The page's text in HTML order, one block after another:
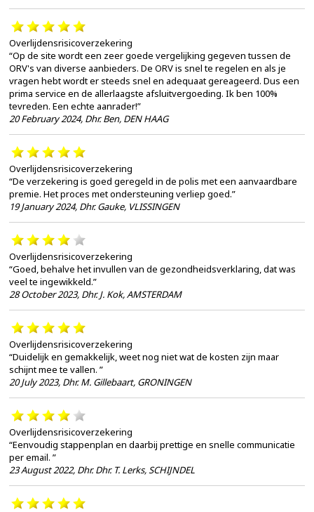
Overlijdensrisicoverzekering
“Op de site wordt een zeer goede vergelijking gegeven tussen de
ORV's van diverse aanbieders. De ORV is snel te regelen en als je
vragen hebt wordt er steeds snel en adequaat gereageerd. Dus een
prima service en de allerlaagste afsluitvergoeding. Ik ben 100%
tevreden. Een echte aanrader!”
20 February 2024, Dhr. Ben, DEN HAAG
Overlijdensrisicoverzekering
“De verzekering is goed geregeld in de polis met een aanvaardbare
premie. Het proces met ondersteuning verliep goed.”
19 January 2024, Dhr. Gauke, VLISSINGEN
Overlijdensrisicoverzekering
“Goed, behalve het invullen van de gezondheidsverklaring, dat was
veel te ingewikkeld.”
28 October 2023, Dhr. J. Kok, AMSTERDAM
Overlijdensrisicoverzekering
“Duidelijk en gemakkelijk, weet nog niet wat de kosten zijn maar
schijnt mee te vallen. ”
20 July 2023, Dhr. M. Gillebaart, GRONINGEN
Overlijdensrisicoverzekering
“Eenvoudig stappenplan en daarbij prettige en snelle communicatie
per email. ”
23 August 2022, Dhr. Dhr. T. Lerks, SCHIJNDEL